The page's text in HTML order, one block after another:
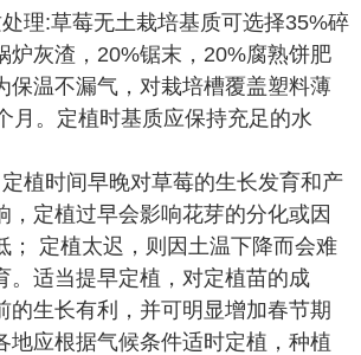
处理:草莓无土栽培基质可选择35%碎
炉灰渣，20%锯末，20%腐熟饼肥
保温不漏气，对栽培槽覆盖塑料薄
月。定植时基质应保持充足的水
定植时间早晚对草莓的生长发育和产
，定植过早会影响花芽的分化或因
； 定植太迟，则因土温下降而会难
。适当提早定植，对定植苗的成
的生长有利，并可明显增加春节期
地应根据气候条件适时定植，种植